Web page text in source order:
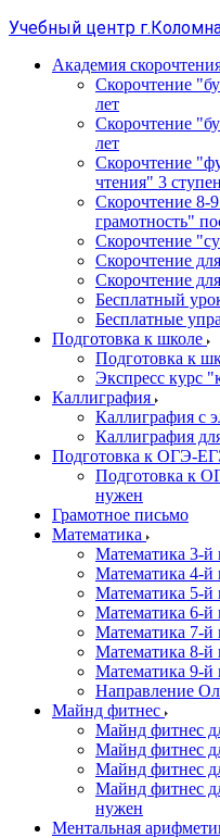
Учебный центр
Академия
Скорочтение
лет
Cкорочтение
лет
Скорочтение
чтения" 3
Скорочтение 8-
грамотность"
Скорочтение
Скорочтение
Cкорочтение
Бесплатный
Бесплатные
Подготовка к школе
Подготовка к
Экспресс курс
Каллиграфия
Каллиграфия с
Каллиграфия
Подготовка к ОГЭ-
Подготовка к
нужен
Грамотное письмо
Математика
Математика 3-й
Математика 4-й
Математика 5-й
Математика 6-й
Математика 7-й
Математика 8-й
Математика 9-й
Направление
Майнд фитнес
Майнд фитнес
Майнд фитнес
Майнд фитнес
Майнд фитнес
нужен
Ментальная